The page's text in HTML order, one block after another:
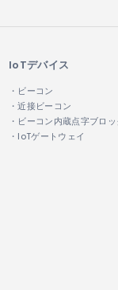
IoTデバイス
・ビーコン
・近接ビーコン
・ビーコン内蔵点字ブロッ
・IoTゲートウェイ